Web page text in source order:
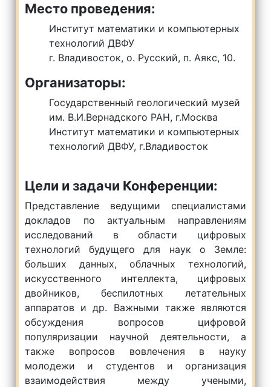
Место проведения:
Институт математики и компьютерных
технологий ДВФУ
г. Владивосток, о. Русский, п. Аякс, 10.
Организаторы:
Государственный геологический музей
им. В.И.Вернадского РАН, г.Москва
Институт математики и компьютерных
технологий ДВФУ, г.Владивосток
Цели и задачи Конференции:
Представление ведущими специалистами
докладов по актуальным направлениям
исследований в области цифровых
технологий будущего для наук о Земле:
больших данных, облачных технологий,
искусственного интеллекта, цифровых
двойников, беспилотных летательных
аппаратов и др. Важными также являются
обсуждения вопросов цифровой
популяризации научной деятельности, а
также вопросов вовлечения в науку
молодежи и студентов и организация
взаимодействия между учеными,